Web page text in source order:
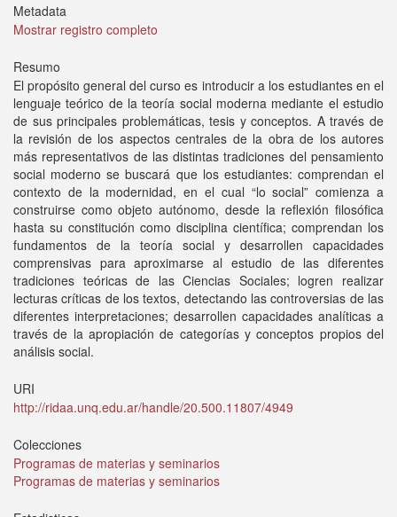
Metadata
Mostrar registro completo
Resumo
El propósito general del curso es introducir a los estudiantes en el
lenguaje teórico de la teoría social moderna mediante el estudio
de sus principales problemáticas, tesis y conceptos. A través de
la revisión de los aspectos centrales de la obra de los autores
más representativos de las distintas tradiciones del pensamiento
social moderno se buscará que los estudiantes: comprendan el
contexto de la modernidad, en el cual “lo social” comienza a
construirse como objeto autónomo, desde la reflexión filosófica
hasta su constitución como disciplina científica; comprendan los
fundamentos de la teoría social y desarrollen capacidades
comprensivas para aproximarse al estudio de las diferentes
tradiciones teóricas de las Ciencias Sociales; logren realizar
lecturas críticas de los textos, detectando las controversias de las
diferentes interpretaciones; desarrollen capacidades analíticas a
través de la apropiación de categorías y conceptos propios del
análisis social.
URI
http://ridaa.unq.edu.ar/handle/20.500.11807/4949
Colecciones
Programas de materias y seminarios
Programas de materias y seminarios